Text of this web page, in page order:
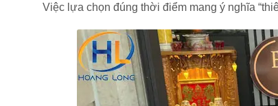
Việc lựa chọn đúng thời điểm mang ý nghĩa